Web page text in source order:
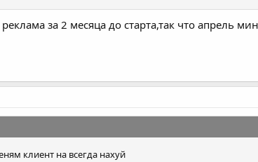
за 2 месяца до старта,так что апрель
клиент на всегда нахуй